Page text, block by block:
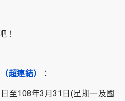
！
超連結） ：
至108年3月31日(星期一及國